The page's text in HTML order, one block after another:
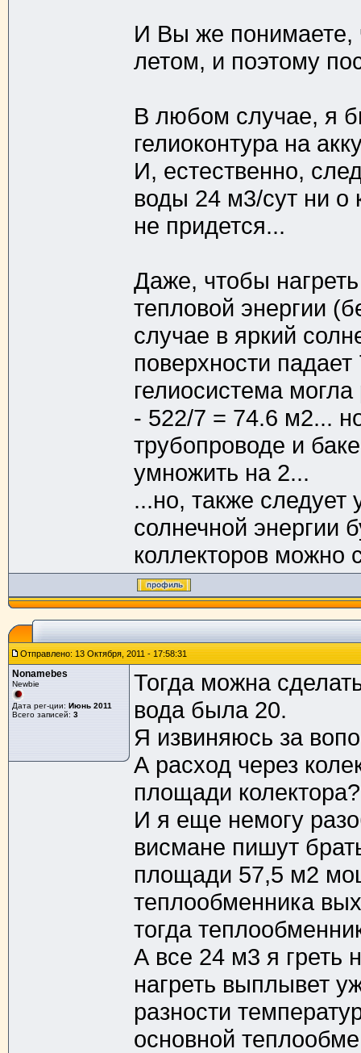
И Вы же понимаете,
летом, и поэтому
В любом случае, я
гелиоконтура на
И, естественно,
воды 24 м3/сут ни о
не придется...
Даже, чтобы
тепловой энергии
случае в яркий
поверхности
гелиосистема
- 522/7 = 74.6 м2...
трубопроводе и
умножить на 2...
...но, также следует
солнечной энергии
коллекторов можно
Отправлено: 13 Октября, 2011 - 17:58:31
Nonamebes
Newbie
Дата рег-ции: Июнь 2011
Всего записей: 3
Тогда можна
вода была 20.
Я извиняюсь за
А расход через
площади колектора?
И я еще немогу
висмане пишут
площади 57,5 м2
теплообменника
тогда
А все 24 м3 я греть
нагреть выплывет
разности
основной